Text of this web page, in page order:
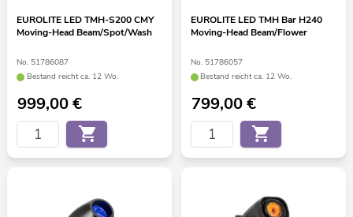
EUROLITE LED TMH-S200 CMY
Moving-Head Beam/Spot/Wash
No. 51786087
Bestand reicht ca. 12 Wo.
999,00€
EUROLITE LED TMH Bar H240
Moving-Head Beam/Flower
No. 51786057
Bestand reicht ca. 12 Wo.
799,00€